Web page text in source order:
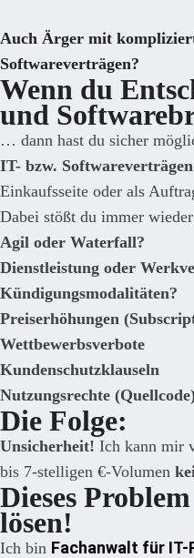
Auch Ärger mit
Softwareverträgen?
Wenn du
und
… dann hast du sicher
IT- bzw. Softwareverträgen
Einkaufsseite oder als
Dabei stößt du immer
Agil oder Waterfall?
Dienstleistung oder
Kündigungsmodalitäten?
Preiserhöhungen
Wettbewerbsverbote
Kundenschutzklauseln
Nutzungsrechte
Die Folge:
Unsicherheit! Ich kann mir
bis 7-stelligen €-Volumen
Dieses
lösen!
Ich bin Fachanwalt für IT-